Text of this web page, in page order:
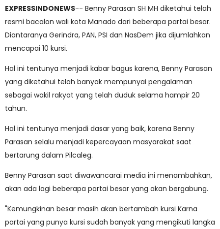
EXPRESSINDONEWS-- Benny Parasan SH MH diketahui telah
resmi bacalon wali kota Manado dari beberapa partai besar.
Diantaranya Gerindra, PAN, PSI dan NasDem jika dijumlahkan
mencapai 10 kursi.
Hal ini tentunya menjadi kabar bagus karena, Benny Parasan
yang diketahui telah banyak mempunyai pengalaman
sebagai wakil rakyat yang telah duduk selama hampir 20
tahun.
Hal ini tentunya menjadi dasar yang baik, karena Benny
Parasan selalu menjadi kepercayaan masyarakat saat
bertarung dalam Pilcaleg.
Benny Parasan saat diwawancarai media ini menambahkan,
akan ada lagi beberapa partai besar yang akan bergabung.
"Kemungkinan besar masih akan bertambah kursi Karna
partai yang punya kursi sudah banyak yang mengikuti langka